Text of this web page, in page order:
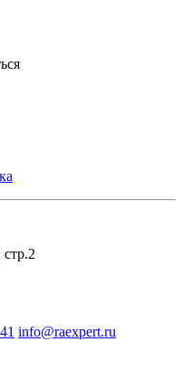
info@raexpert.ru